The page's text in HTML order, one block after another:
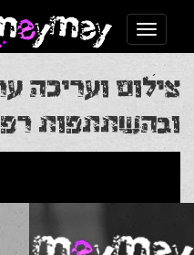
Toggle navigation
צילום ועריכה
ובהשתתפות
navigation